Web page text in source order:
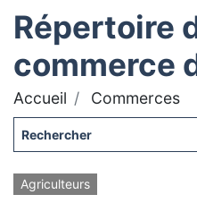
Répertoire
commerce
Accueil Commerces
Agriculteurs